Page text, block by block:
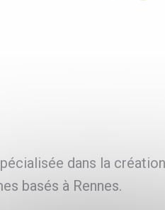
dans la
basés à Rennes.